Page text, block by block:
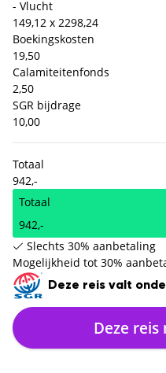
- Vlucht
149,12 x 2298,24
Boekingskosten
19,50
Calamiteitenfonds
2,50
SGR bijdrage
10,00
Totaal
942,-
Totaal
942,-
Slechts 30% aanbetaling
Mogelijkheid tot 30%
Deze reis valt
Deze